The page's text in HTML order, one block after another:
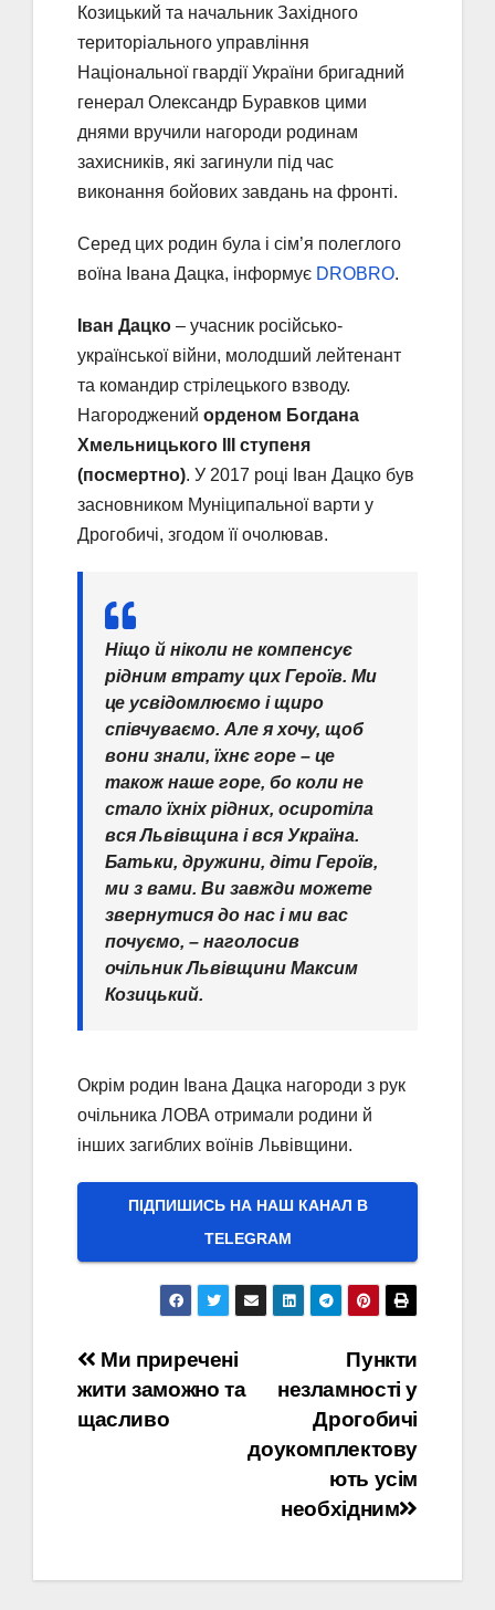
Козицький та начальник Західного
територіального управління
Національної гвардії України бригадний
генерал Олександр Буравков цими
днями вручили нагороди родинам
захисників, які загинули під час
виконання бойових завдань на фронті.
Серед цих родин була і сім’я полеглого
воїна Івана Дацка, інформує DROBRO.
Іван Дацко – учасник російсько-
української війни, молодший лейтенант
та командир стрілецького взводу.
Нагороджений орденом Богдана
Хмельницького III ступеня
(посмертно). У 2017 році Іван Дацко був
засновником Муніципальної варти у
Дрогобичі, згодом її очолював.
Ніщо й ніколи не компенсує
рідним втрату цих Героїв. Ми
це усвідомлюємо і щиро
співчуваємо. Але я хочу, щоб
вони знали, їхнє горе – це
також наше горе, бо коли не
стало їхніх рідних, осиротіла
вся Львівщина і вся Україна.
Батьки, дружини, діти Героїв,
ми з вами. Ви завжди можете
звернутися до нас і ми вас
почуємо, – наголосив
очільник Львівщини Максим
Козицький.
Окрім родин Івана Дацка нагороди з рук
очільника ЛОВА отримали родини й
інших загиблих воїнів Львівщини.
ПІДПИШИСЬ НА НАШ КАНАЛ В
ТELEGRAM
Навігація
записів
Пункти
незламності у
Дрогобичі
доукомплектову
ють усім
необхідним
Ми приречені
жити заможно та
щасливо